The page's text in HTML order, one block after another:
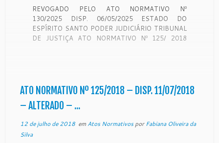
REVOGADO PELO ATO NORMATIVO Nº
130/2025 DISP. 06/05/2025 ESTADO DO
ESPÍRITO SANTO PODER JUDICIÁRIO TRIBUNAL
DE JUSTIÇA ATO NORMATIVO Nº 125/ 2018
Presidente do Egrégio Tribunal de […]
ATO NORMATIVO Nº 125/2018 – DISP. 11/07/2018
– ALTERADO – ...
12 de julho de 2018em Atos NormativosporFabiana Oliveira da
Silva